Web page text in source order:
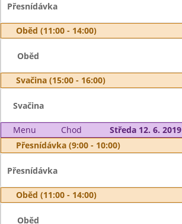
Přesnídávka
Oběd (11:00 - 14:00)
Oběd
Svačina (15:00 - 16:00)
Svačina
Menu Chod
Středa 12. 6. 2019
Přesnídávka (9:00 - 10:00)
Přesnídávka
Oběd (11:00 - 14:00)
Oběd